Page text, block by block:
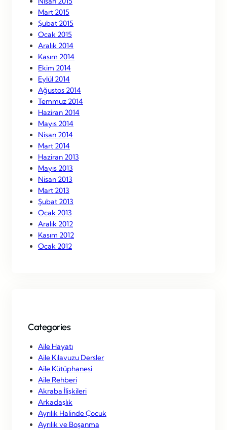
Mart 2015
Şubat 2015
Ocak 2015
Aralık 2014
Kasım 2014
Ekim 2014
Eylül 2014
Ağustos 2014
Temmuz 2014
Haziran 2014
Mayıs 2014
Nisan 2014
Mart 2014
Haziran 2013
Mayıs 2013
Nisan 2013
Mart 2013
Şubat 2013
Ocak 2013
Aralık 2012
Kasım 2012
Ocak 2012
Categories
Aile Hayatı
Aile Kılavuzu Dersler
Aile Kütüphanesi
Aile Rehberi
Akraba İlişkileri
Arkadaşlık
Ayrılık Halinde Çocuk
Ayrılık ve Boşanma